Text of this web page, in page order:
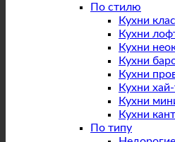
По стилю
Кухни
Кухни
Кухни
Кухни
Кухни
Кухни
Кухни
Кухни
По типу